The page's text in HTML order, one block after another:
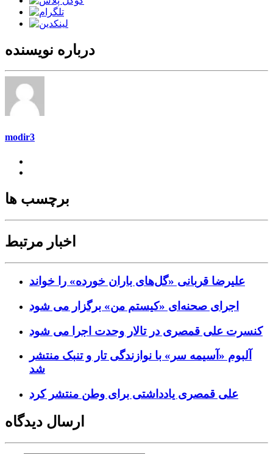
درباره نویسنده
modir3
برچسب ها
اخبار مرتبط
علیرضا قربانی «گل‌های باران خورده» را خواند
اجرای صحنه‌ای «کیستم من» برگزار می شود
کنسرت علی قمصری در تالار وحدت اجرا می شود
آلبوم «آسیمه سر» با نوازندگی تار و تنبک منتشر
شد
علی قمصری یادداشتی برای وطن منتشر کرد
ارسال دیدگاه